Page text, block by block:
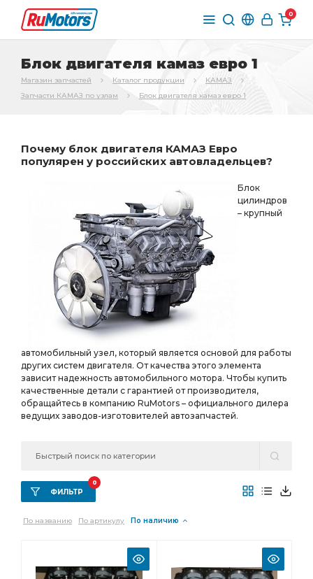
0
Блок двигателя камаз евро 1
Магазин запчастей Каталог продукции
КАМАЗ
Запчасти КАМАЗ по узлам
Блок двигателя камаз евро 1
Почему блок двигателя КАМАЗ Евро
популярен у российских автовладельцев?
Блок
цилиндров
– крупный
автомобильный узел, который является основой для работы
других систем двигателя. От качества этого элемента
зависит надежность автомобильного мотора. Чтобы купить
качественные детали с гарантией от производителя,
обращайтесь в компанию RuMotors – официального дилера
ведущих заводов-изготовителей автозапчастей.
ФИЛЬТР
0
По названию По артикулу По наличию